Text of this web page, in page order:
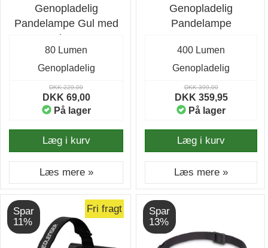
Genopladelig
Pandelampe Gul med
80 lumen
80 Lumen
Genopladelig
DKK 229,00
DKK 69,00
På lager
Læg i kurv
Læs mere »
Genopladelig
Pandelampe
400 Lumen
Genopladelig
DKK 399,00
DKK 359,95
På lager
Læg i kurv
Læs mere »
Spar
11%
Fri fragt
Spar
13%